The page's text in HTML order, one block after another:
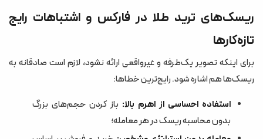
ریسک‌های ترید طلا در فارکس و اشتباهات رایج
تازه‌کارها
برای اینکه تصویر یک‌طرفه و غیرواقعی ارائه نشود، لازم است صادقانه به
ریسک‌ها هم اشاره شود. رایج‌ترین خطاها:
استفاده احساسی از اهرم بالا: باز کردن حجم‌های بزرگ
بدون محاسبه ریسک در هر معامله؛